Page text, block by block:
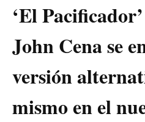
‘El
John Cena se
versión
mismo en el